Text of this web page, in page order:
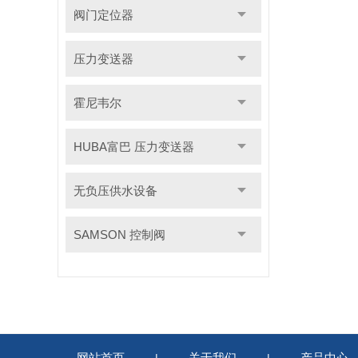
阀门定位器
压力变送器
霍尼韦尔
HUBA富巴 压力变送器
无负压供水设备
SAMSON 控制阀